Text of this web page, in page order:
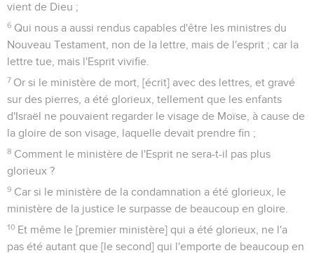
vient de Dieu ;
6 Qui nous a aussi rendus capables d'être les ministres du
Nouveau Testament, non de la lettre, mais de l'esprit ; car la
lettre tue, mais l'Esprit vivifie.
7 Or si le ministère de mort, [écrit] avec des lettres, et gravé
sur des pierres, a été glorieux, tellement que les enfants
d'Israël ne pouvaient regarder le visage de Moïse, à cause de
la gloire de son visage, laquelle devait prendre fin ;
8 Comment le ministère de l'Esprit ne sera-t-il pas plus
glorieux ?
9 Car si le ministère de la condamnation a été glorieux, le
ministère de la justice le surpasse de beaucoup en gloire.
10 Et même le [premier ministère] qui a été glorieux, ne l'a
pas été autant que [le second] qui l'emporte de beaucoup en